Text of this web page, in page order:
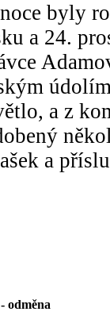
byly
a 24.
a z
a
odměna